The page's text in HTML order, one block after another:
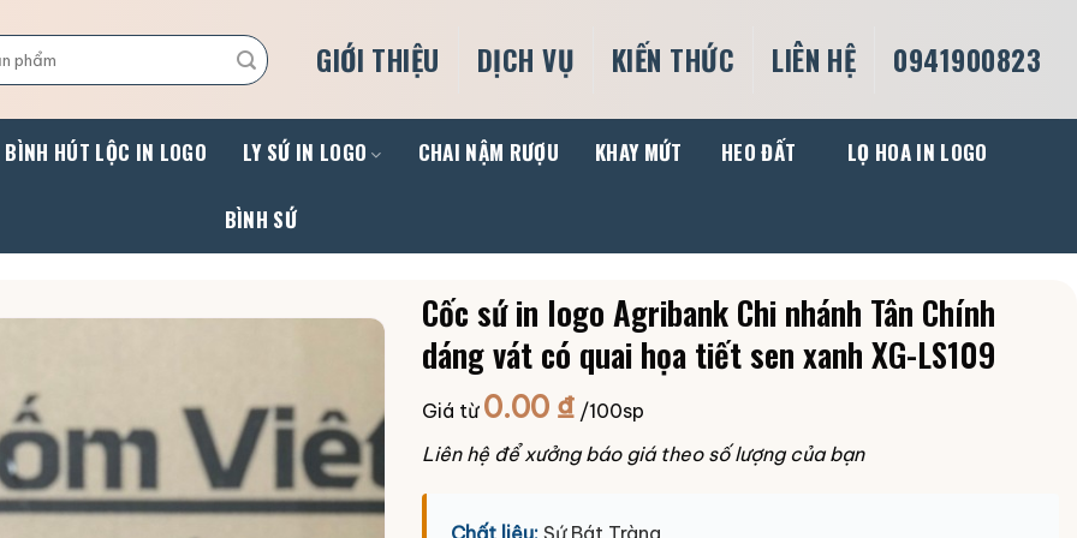
GIỚI THIỆU DỊCH VỤ KIẾN THỨC LIÊN HỆ 0941900823
BÌNH HÚT LỘC IN LOGO LY SỨ IN LOGO CHAI NẬM RƯỢU KHAY MỨT HEO ĐẤT LỌ HOA IN LOGO
BÌNH SỨ
Cốc sứ in logo Agribank Chi nhánh Tân Chính
dáng vát có quai họa tiết sen xanh XG-LS109
Giá từ 0.00 ₫ /100sp
Liên hệ để xưởng báo giá theo số lượng của bạn